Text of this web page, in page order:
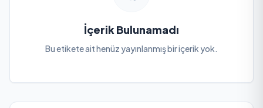
İçerik Bulunamadı
Bu etikete ait henüz yayınlanmış bir içerik yok.